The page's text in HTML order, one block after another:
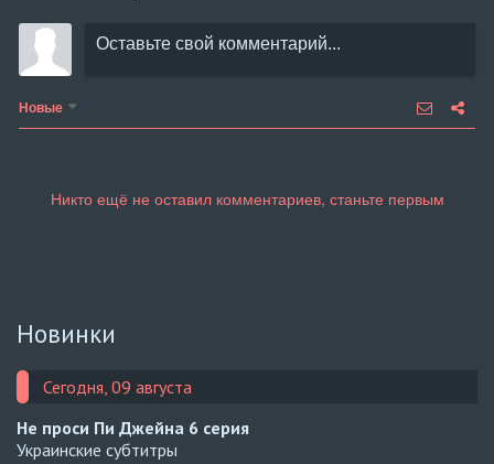
Новые
Новинки
Сегодня, 09 августа
Не проси Пи Джейна 6 серия
Украинские субтитры